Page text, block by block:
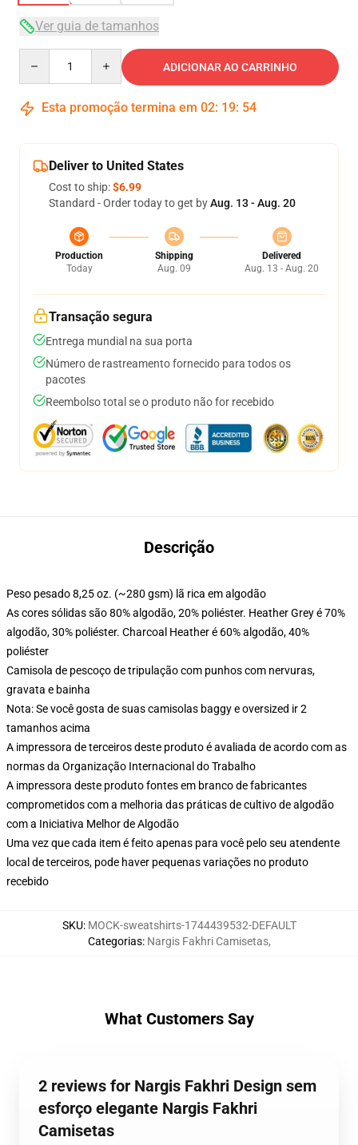
Ver guia de tamanhos
ADICIONAR AO CARRINHO
Esta promoção termina em 02: 19: 54
Deliver to United States
Cost to ship:$6.99
Standard - Order today to get byAug. 13 - Aug. 20
Production
Today
Shipping
Aug. 09
Delivered
Aug. 13 - Aug. 20
Transação segura
Entrega mundial na sua porta
Número de rastreamento fornecido para todos os
pacotes
Reembolso total se o produto não for recebido
Descrição
Peso pesado 8,25 oz. (~280 gsm) lã rica em algodão
As cores sólidas são 80% algodão, 20% poliéster. Heather Grey é 70%
algodão, 30% poliéster. Charcoal Heather é 60% algodão, 40%
poliéster
Camisola de pescoço de tripulação com punhos com nervuras,
gravata e bainha
Nota: Se você gosta de suas camisolas baggy e oversized ir 2
tamanhos acima
A impressora de terceiros deste produto é avaliada de acordo com as
normas da Organização Internacional do Trabalho
A impressora deste produto fontes em branco de fabricantes
comprometidos com a melhoria das práticas de cultivo de algodão
com a Iniciativa Melhor de Algodão
Uma vez que cada item é feito apenas para você pelo seu atendente
local de terceiros, pode haver pequenas variações no produto
recebido
SKU: MOCK-sweatshirts-1744439532-DEFAULT
Categorias: Nargis Fakhri Camisetas,
What Customers Say
2 reviews for Nargis Fakhri Design sem
esforço elegante Nargis Fakhri
Camisetas